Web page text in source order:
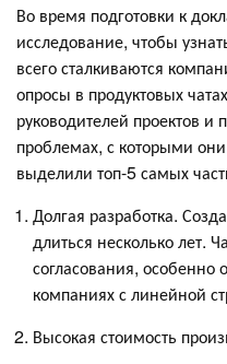
Во время подготовки к
исследование, чтобы
всего сталкиваются
опросы в продуктовых
руководителей проектов и
проблемах, с которыми
выделили топ-5 самых
Долгая разработка.
длиться несколько лет.
согласования, особенно
компаниях с линейной
Высокая стоимость